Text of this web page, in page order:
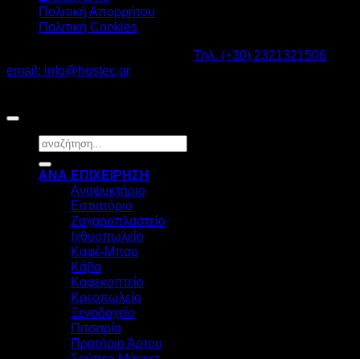
Πολιτική Απορρήτου
Πολιτική Cookies
Τηλ. (+30) 2321321506
email: info@hostec.gr
Αναζήτηση
για:
ΑΝΑ ΕΠΙΧΕΙΡΗΣΗ
Αναψυκτήριο
Εστιατόριο
Ζαχαροπλαστείο
Ιχθυοπωλείο
Καφέ-Μπαρ
Κάβα
Καφεκοπτείο
Κρεοπωλείο
Ξενοδοχείο
Πιτσαρία
Πρατήριο Άρτου